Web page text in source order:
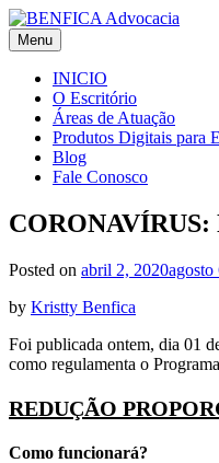
Skip
to
content
BENFICA Advocacia e
Escritório de Advocacia em
Menu
INICIO
O Escritório
Áreas de Atuação
Produtos Digitais para
Blog
Fale Conosco
CORONAVÍRUS:
Posted on abril 2, 2020agosto
by Kristty Benfica
Foi publicada ontem, dia 01
como regulamenta o
REDUÇÃO
Como funcionará?